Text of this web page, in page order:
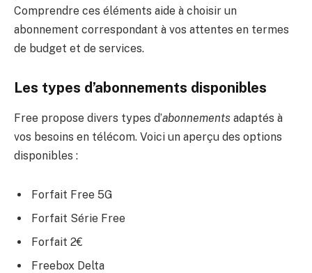
Comprendre ces éléments aide à choisir un
abonnement correspondant à vos attentes en termes
de budget et de services.
Les types d’abonnements disponibles
Free propose divers types d’abonnements adaptés à
vos besoins en télécom. Voici un aperçu des options
disponibles :
Forfait Free 5G
Forfait Série Free
Forfait 2€
Freebox Delta